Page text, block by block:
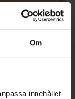
Om
innehållet